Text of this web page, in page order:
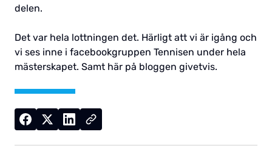
delen.
Det var hela lottningen det. Härligt att vi är igång och
vi ses inne i facebookgruppen Tennisen under hela
mästerskapet. Samt här på bloggen givetvis.